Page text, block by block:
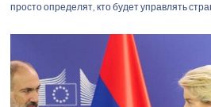
просто определят, кто будет управлять